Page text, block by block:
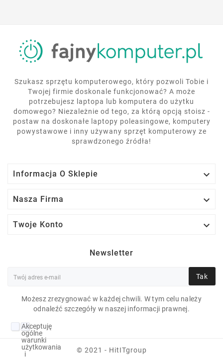
GB 7P 17" 1920X1080
Szukasz sprzętu komputerowego, który pozwoli Tobie i
Twojej firmie doskonale funkcjonować? A może
potrzebujesz laptopa lub komputera do użytku
domowego? Niezależnie od tego, za którą opcją stoisz -
postaw na doskonałe laptopy poleasingowe, komputery
powystawowe i inny używany sprzęt komputerowy ze
sprawdzonego źródła!
Informacja O Sklepie 
Nasza Firma 
Twoje Konto 
Newsletter
Tak
Możesz zrezygnować w każdej chwili. W tym celu należy
odnaleźć szczegóły w naszej informacji prawnej.
Akceptuję
ogólne
warunki
użytkowania
i
© 2021 - HitITgroup